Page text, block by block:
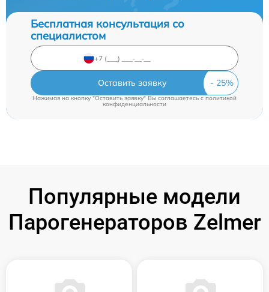
Бесплатная консультация со
специалистом
Оставить заявку
Нажимая на кнопку "Оставить заявку" Вы соглашаетесь c политикой
конфиденциальности
Популярные модели
Парогенераторов Zelmer